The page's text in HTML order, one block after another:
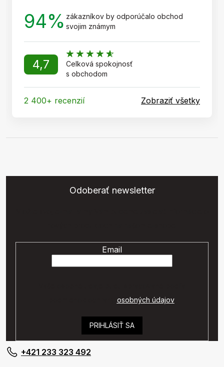
94% zákazníkov by odporúčalo obchod
svojim známym
4,7
Celková spokojnosť
s obchodom
2 400+ recenzií Zobraziť všetky
Odoberať newsletter
Email
osobných údajov.
PRIHLÁSIŤ SA
+421 233 323 492